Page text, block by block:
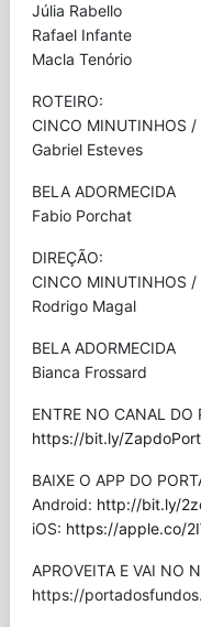
Júlia Rabello
Rafael Infante
Macla Tenório
ROTEIRO:
CINCO MINUTINHOS /
Gabriel Esteves
BELA ADORMECIDA
Fabio Porchat
DIREÇÃO:
CINCO MINUTINHOS /
Rodrigo Magal
BELA ADORMECIDA
Bianca Frossard
ENTRE NO CANAL DO
https://bit.ly/
BAIXE O APP DO
Android: http://bit.ly/
iOS: https://apple.co/
APROVEITA E VAI NO
⁠https://